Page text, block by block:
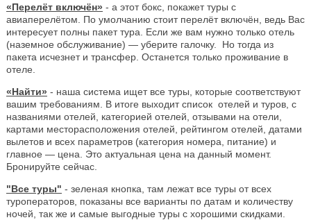
«Перелёт включён» - а этот бокс, покажет туры с
авиаперелётом. По умолчанию стоит перелёт включён, ведь Вас
интересует полны пакет тура. Если же вам нужно только отель
(наземное обслуживание) — уберите галочку. Но тогда из
пакета исчезнет и трансфер. Останется только проживание в
отеле.
«Найти» - наша система ищет все туры, которые соответствуют
вашим требованиям. В итоге выходит список отелей и туров, с
названиями отелей, категорией отелей, отзывами на отели,
картами месторасположения отелей, рейтингом отелей, датами
вылетов и всех параметров (категория номера, питание) и
главное — цена. Это актуальная цена на данный момент.
Бронируйте сейчас.
"Все туры" - зеленая кнопка, там лежат все туры от всех
туроператоров, показаны все варианты по датам и количеству
ночей, так же и самые выгодные туры с хорошими скидками.